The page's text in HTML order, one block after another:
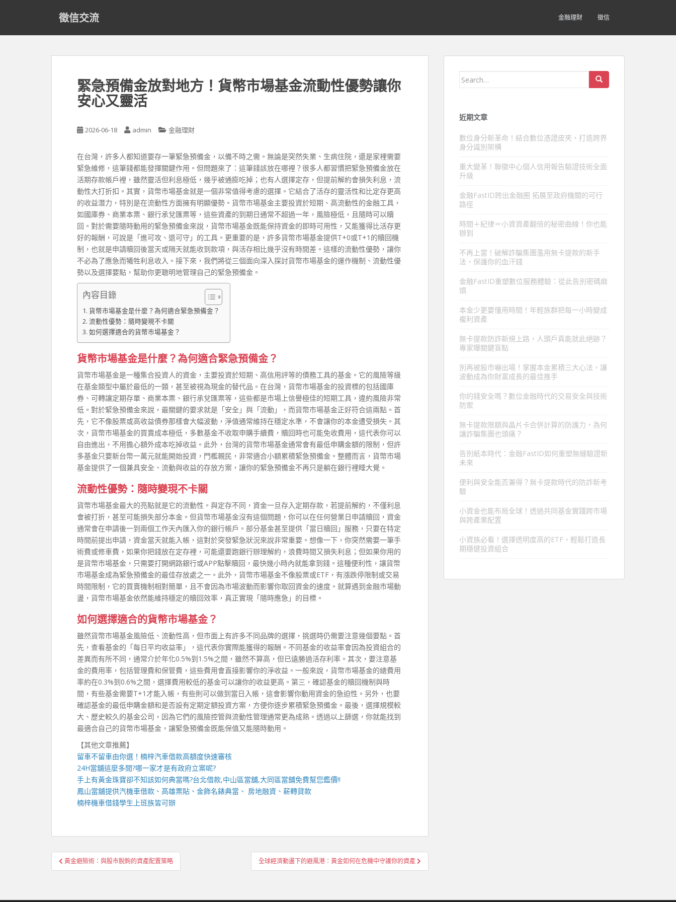
徵信交流 金融理財 徵信
緊急預備金放對地方！貨幣市場基金流動性優勢讓你
安心又靈活
2026-06-18 admin 金融理財
在台灣，許多人都知道要存一筆緊急預備金，以備不時之需。無論是突然失業、生病住院，還是家裡需要
緊急維修，這筆錢都能發揮關鍵作用。但問題來了：這筆錢該放在哪裡？很多人都習慣把緊急預備金放在
活期存款帳戶裡，雖然靈活但利息極低，幾乎被通膨吃掉；也有人選擇定存，但提前解約會損失利息，流
動性大打折扣。其實，貨幣市場基金就是一個非常值得考慮的選擇。它結合了活存的靈活性和比定存更高
的收益潛力，特別是在流動性方面擁有明顯優勢。貨幣市場基金主要投資於短期、高流動性的金融工具，
如國庫券、商業本票、銀行承兌匯票等，這些資產的到期日通常不超過一年，風險極低，且隨時可以贖
回。對於需要隨時動用的緊急預備金來說，貨幣市場基金既能保持資金的即時可用性，又能獲得比活存更
好的報酬，可說是「進可攻、退可守」的工具。更重要的是，許多貨幣市場基金提供T+0或T+1的贖回機
制，也就是申請贖回後當天或隔天就能收到款項，與活存相比幾乎沒有時間差。這樣的流動性優勢，讓你
不必為了應急而犧牲利息收入。接下來，我們將從三個面向深入探討貨幣市場基金的運作機制、流動性優
勢以及選擇要點，幫助你更聰明地管理自己的緊急預備金。
內容目錄
貨幣市場基金是什麼？為何適合緊急預備金？
流動性優勢：隨時變現不卡關
如何選擇適合的貨幣市場基金？
貨幣市場基金是什麼？為何適合緊急預備金？
貨幣市場基金是一種集合投資人的資金，主要投資於短期、高信用評等的債務工具的基金。它的風險等級
在基金類型中屬於最低的一類，甚至被視為現金的替代品。在台灣，貨幣市場基金的投資標的包括國庫
券、可轉讓定期存單、商業本票、銀行承兌匯票等，這些都是市場上信譽極佳的短期工具，違約風險非常
低。對於緊急預備金來說，最關鍵的要求就是「安全」與「流動」，而貨幣市場基金正好符合這兩點。首
先，它不像股票或高收益債券那樣會大幅波動，淨值通常維持在穩定水準，不會讓你的本金遭受損失。其
次，貨幣市場基金的買賣成本極低，多數基金不收取申購手續費，贖回時也可能免收費用，這代表你可以
自由進出，不用擔心額外成本吃掉收益。此外，台灣的貨幣市場基金通常會有最低申購金額的限制，但許
多基金只要新台幣一萬元就能開始投資，門檻親民，非常適合小額累積緊急預備金。整體而言，貨幣市場
基金提供了一個兼具安全、流動與收益的存放方案，讓你的緊急預備金不再只是躺在銀行裡睡大覺。
流動性優勢：隨時變現不卡關
貨幣市場基金最大的亮點就是它的流動性。與定存不同，資金一旦存入定期存款，若提前解約，不僅利息
會被打折，甚至可能損失部分本金。但貨幣市場基金沒有這個問題，你可以在任何營業日申請贖回，資金
通常會在申請後一到兩個工作天內匯入你的銀行帳戶。部分基金甚至提供「當日贖回」服務，只要在特定
時間前提出申請，資金當天就能入帳，這對於突發緊急狀況來說非常重要。想像一下，你突然需要一筆手
術費或修車費，如果你把錢放在定存裡，可能還要跑銀行辦理解約，浪費時間又損失利息；但如果你用的
是貨幣市場基金，只需要打開網路銀行或APP點擊贖回，最快幾小時內就能拿到錢。這種便利性，讓貨幣
市場基金成為緊急預備金的最佳存放處之一。此外，貨幣市場基金不像股票或ETF，有漲跌停限制或交易
時間限制，它的買賣機制相對簡單，且不會因為市場波動而影響你取回資金的速度。就算遇到金融市場動
盪，貨幣市場基金依然能維持穩定的贖回效率，真正實現「隨時應急」的目標。
如何選擇適合的貨幣市場基金？
雖然貨幣市場基金風險低、流動性高，但市面上有許多不同品牌的選擇，挑選時仍需要注意幾個要點。首
先，查看基金的「每日平均收益率」，這代表你實際能獲得的報酬。不同基金的收益率會因為投資組合的
差異而有所不同，通常介於年化0.5%到1.5%之間，雖然不算高，但已遠勝過活存利率。其次，要注意基
金的費用率，包括管理費和保管費，這些費用會直接影響你的淨收益。一般來說，貨幣市場基金的總費用
率約在0.3%到0.6%之間，選擇費用較低的基金可以讓你的收益更高。第三，確認基金的贖回機制與時
間，有些基金需要T+1才能入帳，有些則可以做到當日入帳，這會影響你動用資金的急迫性。另外，也要
確認基金的最低申購金額和是否設有定期定額投資方案，方便你逐步累積緊急預備金。最後，選擇規模較
大、歷史較久的基金公司，因為它們的風險控管與流動性管理通常更為成熟。透過以上篩選，你就能找到
最適合自己的貨幣市場基金，讓緊急預備金既能保值又能隨時動用。
【其他文章推薦】
留車不留車由你選！ 楠梓汽車借款高額度快速審核
24H當舖這麼多間?哪一家才是有政府立案呢?
手上有黃金珠寶卻不知該如何典當嗎?台北借款,中山區當舖,大同區當舖免費幫您鑑價!!
鳳山當舖提供汽機車借款、高雄票貼、金飾名錶典當、 房地融資、薪轉貸款
楠梓機車借錢學生上班族皆可辦
文
章
覽
黃金避險術：與股市脫鉤的資產配置策略 全球經濟動盪下的避風港：黃金如何在危機中守護你的資產
Search
近期文章
數位身分新革命！結合數位憑證皮夾，打造跨界
身分識別架構
重大變革！聯徵中心個人信用報告驗證技術全面
升級
金融FastID跨出金融圈 拓展至政府機關的可行
路徑
時間＋紀律＝小資資產翻倍的秘密曲線！你也能
辦到
不再上當！破解詐騙集團濫用無卡提款的新手
法，保護你的血汗錢
金融FastID重塑數位服務體驗：從此告別密碼麻
煩
本金少更要懂用時間！年輕族群把每一小時變成
複利資產
無卡提款防詐新規上路，人頭戶真能就此絕跡？
專家曝關鍵盲點
別再被股市嚇出場！掌握本金累積三大心法，讓
波動成為你財富成長的最佳推手
你的錢安全嗎？數位金融時代的交易安全與技術
防禦
無卡提款限額與晶片卡合併計算的防護力，為何
讓詐騙集團也頭痛？
告別紙本時代：金融FastID如何重塑無縫驗證新
未來
便利與安全能否兼得？無卡提款時代的防詐新考
驗
小資金也能布局全球！透過共同基金實踐跨市場
與跨產業配置
小資族必看！選擇透明度高的ETF，輕鬆打造長
期穩健投資組合